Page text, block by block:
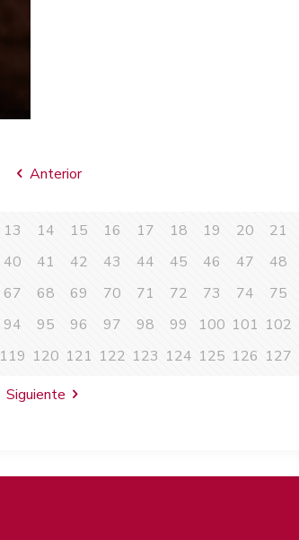
Anterior
13 14 15 16 17 18 19 20 21
40 41 42 43 44 45 46 47 48
67 68 69 70 71 72 73 74 75
94 95 96 97 98 99 100 101 102
119 120 121 122 123 124 125 126 127
Siguiente